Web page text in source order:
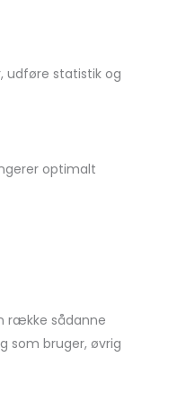
udføre statistik og
optimalt
række sådanne
som bruger, øvrig